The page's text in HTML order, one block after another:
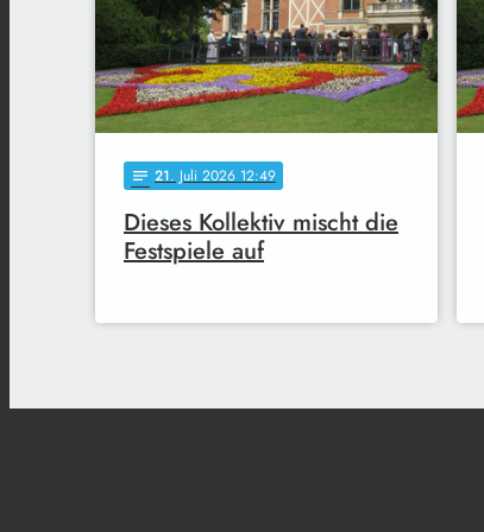
notes 21. Juli 2026 12:49
Dieses Kollektiv mischt die
Festspiele auf